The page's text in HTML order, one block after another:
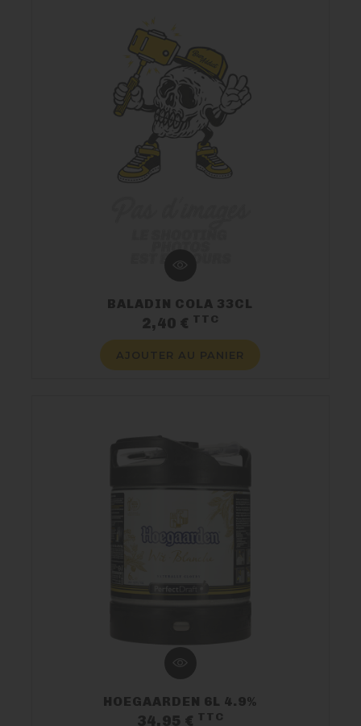
BALADIN COLA 33CL
2,40 € TTC
AJOUTER AU PANIER
HOEGAARDEN 6L 4.9%
34,95 € TTC